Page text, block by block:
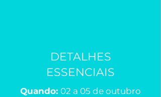
DETALHES
ESSENCIAIS
Quando: 02 a 05 de outubro